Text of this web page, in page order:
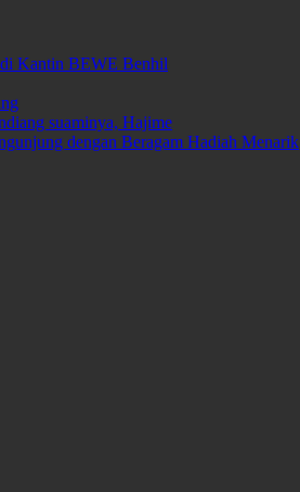
di Kantin BEWE Benhil
suaminya, Hajime
dengan Beragam Hadiah Menarik